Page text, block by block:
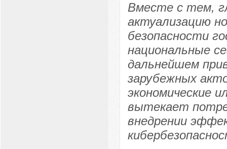
Вместе с тем,
актуализацию
безопасности
национальные
дальнейшем
зарубежных
экономические
вытекает
внедрении